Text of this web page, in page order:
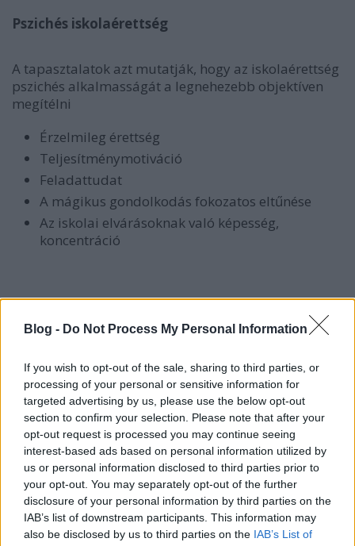
Blog - Do Not Process My Personal Information
If you wish to opt-out of the sale, sharing to third parties, or
processing of your personal or sensitive information for
targeted advertising by us, please use the below opt-out
section to confirm your selection. Please note that after your
opt-out request is processed you may continue seeing
interest-based ads based on personal information utilized by
us or personal information disclosed to third parties prior to
your opt-out. You may separately opt-out of the further
disclosure of your personal information by third parties on the
IAB’s list of downstream participants. This information may
also be disclosed by us to third parties on the IAB’s List of
Pszichés iskolaérettség
A tapasztalatok azt mutatják, hogy az iskolaérettség
pszichés alkalmasságát a legnehezebb objektíven
megítélni
Érzelmileg érettség
Teljesítménymotiváció
Feladattudat
A mágikus gondolkodás fokozatos eltűnése
Az iskolai elvárásoknak való képesség,
koncentráció
Nagycsoportos korban nyugodtan kerülhet
szigorúan venni, osztályozni, büntetni a
teljesítményét.
Számolós feladatok, verstanulás,
szövegbefejezés, szövegértelmezés, betűtanulás.
Alapvetően természetes környezetben. Pl
megszámolni hazafelé a piros autókat vagy a
szülő elkezd egy mesét és megkéri a gyereket,
hogy fejezze be.
Szabályjátékok